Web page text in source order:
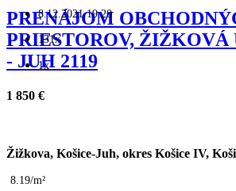
8.12.2021 19:20
131x
1x
PRENÁJOM
PRIESTOROV, ŽIŽKOVÁ
- JUH 2119
1 850 €
Žižkova, Košice-Juh, okres Košice IV,
8.19/m²